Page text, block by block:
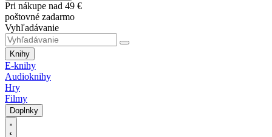
Pri nákupe nad 49 €
poštovné zadarmo
Vyhľadávanie
Knihy
E-knihy
Audioknihy
Hry
Filmy
Doplnky